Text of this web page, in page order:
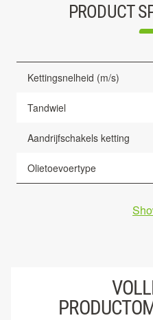
PRODUCT
Kettingsnelheid (m/s)
Tandwiel
Aandrijfschakels ketting
Olietoevoertype